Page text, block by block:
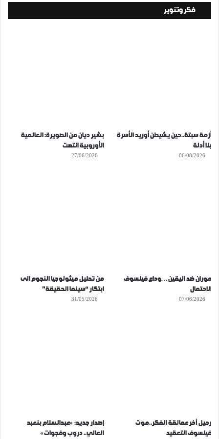
فكر وتنوير
أزمة سبتة..حين يشيطن أوريد الأسرة
بلا أدلة
06/08/2026
بشير ديان من الصويرة: العالمية
الأوروبية انتهت
27/06/2026
موران ضد اليقين…وداع فيلسوف
الاحتمال
07/06/2026
من تحليل ميثولوجيا النجوم الى
ابتكار “سينما الحقيقة”
31/05/2026
رحيل آخر عمالقة الفكر..موت
فيلسوف التعقيد
إصدار جديد: «عبدالسلام بنعبد
العالي.. دروب وفجوات»